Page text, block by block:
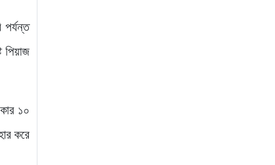
পর্যন্ত
পিয়াজ
১০
করে